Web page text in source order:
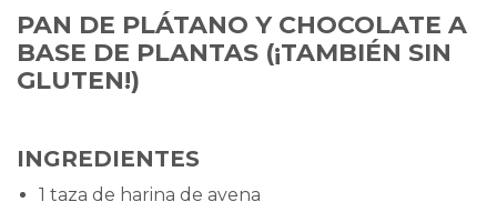
PAN DE PLÁTANO Y CHOCOLATE A
BASE DE PLANTAS (¡TAMBIÉN SIN
GLUTEN!)
INGREDIENTES
1 taza de harina de avena